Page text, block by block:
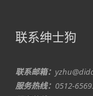
联系绅士狗
联系邮箱：
服务热线： 0512-